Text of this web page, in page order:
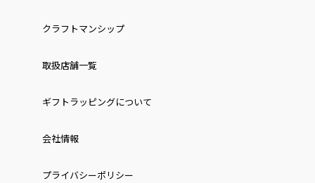
クラフトマンシップ
取扱店舗一覧
ギフトラッピングについて
会社情報
プライバシーポリシー